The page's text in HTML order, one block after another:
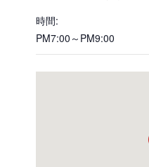
時間:
PM7:00～PM9:00